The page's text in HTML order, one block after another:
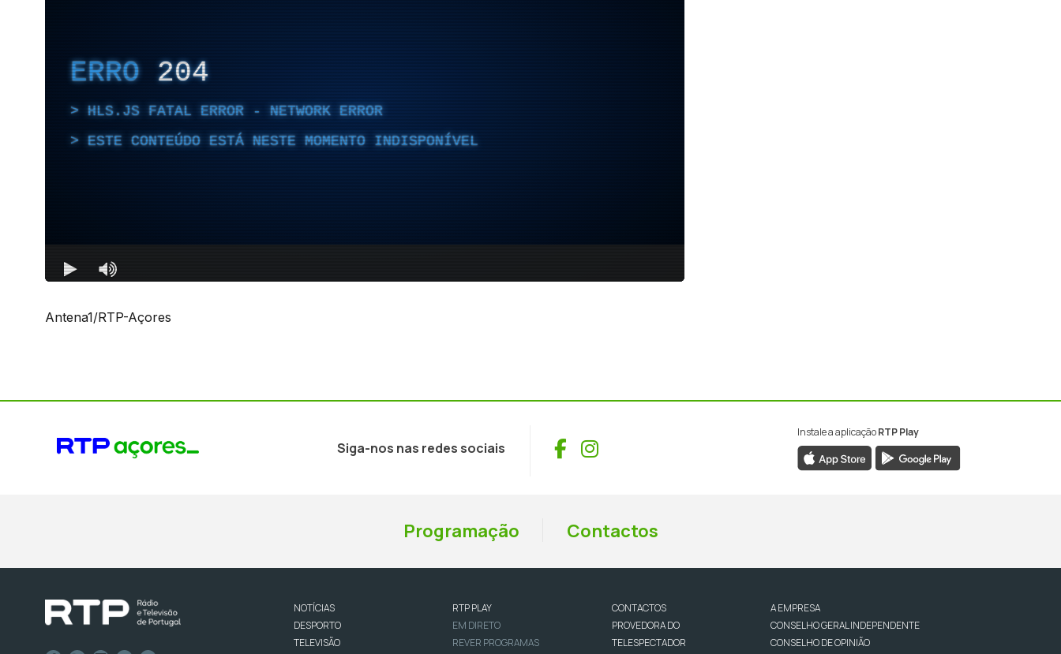
Antena1/RTP-Açores
Siga-nos nas redes sociais Facebook
Instagram
Instale a aplicaçãoRTP Play
Programação Contactos
NOTÍCIAS
DESPORTO
TELEVISÃO
RTP PLAY
EM DIRETO
REVER PROGRAMAS
CONTACTOS
PROVEDORA DO
TELESPECTADOR
A EMPRESA
CONSELHO GERAL INDEPENDENTE
CONSELHO DE OPINIÃO